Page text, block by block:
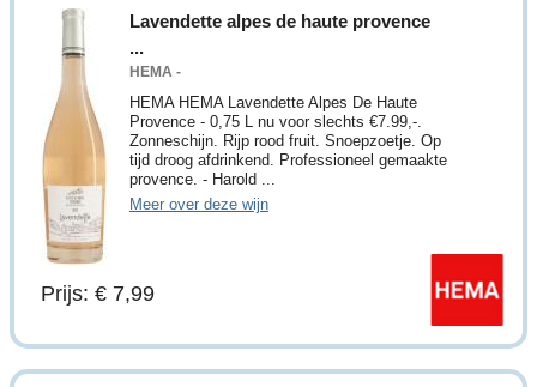
Lavendette alpes de haute provence
...
HEMA -
HEMA HEMA Lavendette Alpes De Haute
Provence - 0,75 L nu voor slechts €7.99,-.
Zonneschijn. Rijp rood fruit. Snoepzoetje. Op
tijd droog afdrinkend. Professioneel gemaakte
provence. - Harold ...
Meer over deze wijn
Prijs: € 7,99